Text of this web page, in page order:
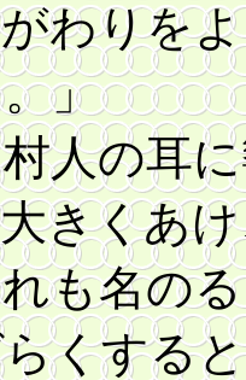
わりを
」
人の耳
きくあ
も名の
くする